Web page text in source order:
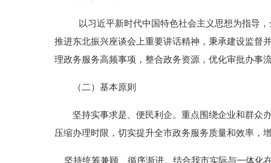
以习近平新时代中国特色社会主义思想为指导
推进东北振兴座谈会上重要讲话精神，秉承建设监督
理政务服务高频事项，整合政务资源，优化审批办事
（二）基本原则
坚持实事求是、便民利企。重点围绕企业和群众办
压缩办理时限，切实提升全市政务服务质量和效率，
坚持统筹兼顾、循序渐进。结合我市实际与一体化